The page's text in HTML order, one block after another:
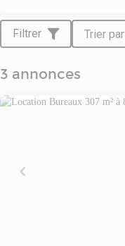
Filtrer Trier par
3 annonces